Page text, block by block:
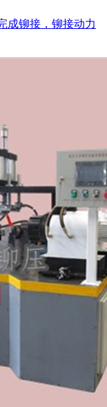
成铆接，铆接动力